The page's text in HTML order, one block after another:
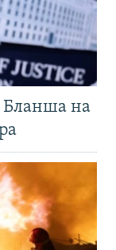
Бланша на